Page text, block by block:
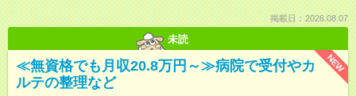
掲載日：2026.08.07
未読
NEW
≪無資格でも月収20.8万円～≫病院で受付やカ
ルテの整理など